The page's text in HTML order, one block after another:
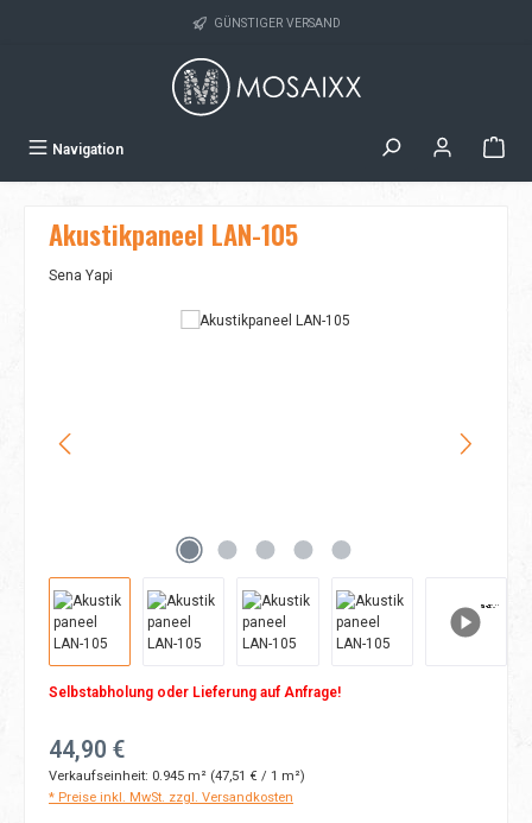
GÜNSTIGER VERSAND
Navigation
Akustikpaneel LAN-105
Sena Yapi
Bildergalerie überspringen
Selbstabholung oder Lieferung auf Anfrage!
Regulärer Preis:
44,90 €
Verkaufseinheit: 0.945 m² (47,51 € / 1 m²)
* Preise inkl. MwSt. zzgl. Versandkosten